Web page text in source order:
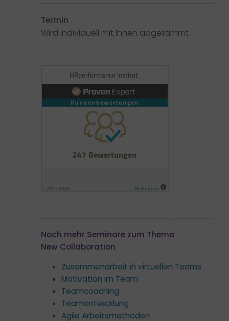
Termin
Wird individuell mit Ihnen abgestimmt
Noch mehr Seminare zum Thema
New Collaboration
Zusammenarbeit in virtuellen Teams
Motivation im Team​
Teamcoaching
Teamentwicklung
Agile Arbeitsmethoden